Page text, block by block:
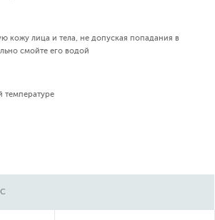
кожу лица и тела, не допуская попадания в
смойте его водой
температуре